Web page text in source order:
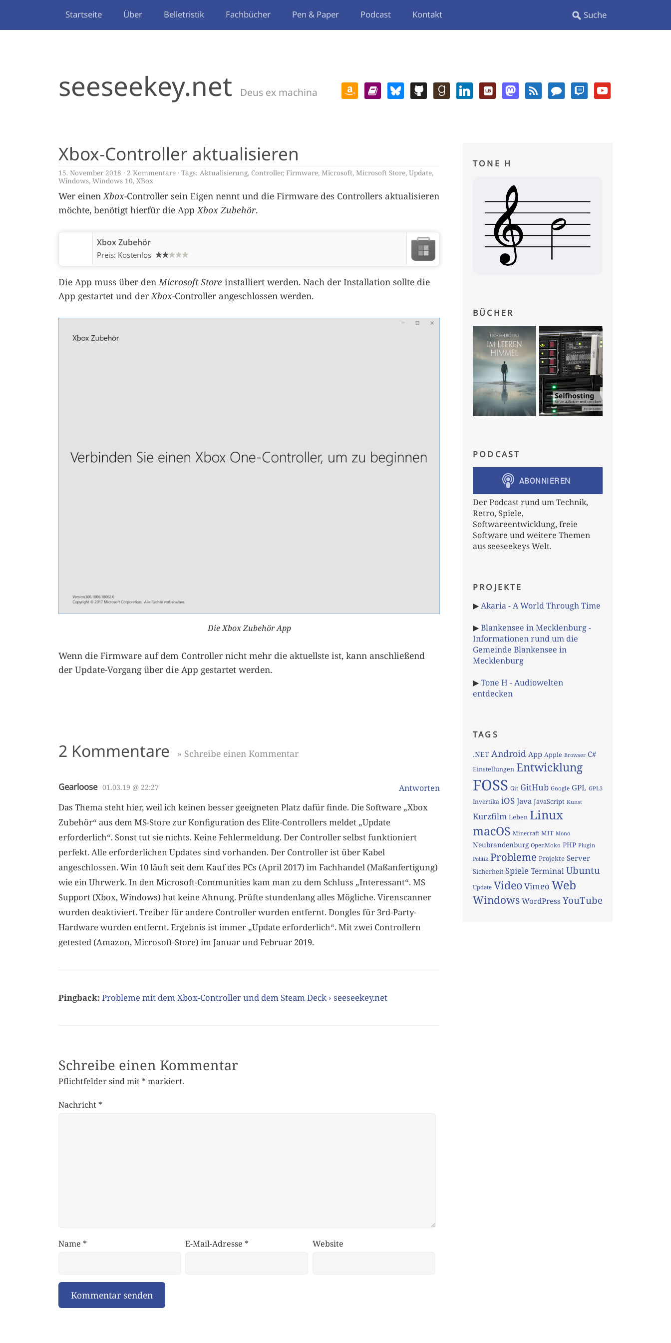
Startseite Über Belletristik Fachbücher Pen & Paper Podcast Kontakt
seeseekey.net Deus ex machina
Xbox-Controller aktualisieren
15. November 2018 2 Kommentare Tags: Aktualisierung, Controller, Firmware, Microsoft, Microsoft Store, Update,
Windows, Windows 10, XBox
Wer einenXbox-Controller sein Eigen nennt und die Firmware des Controllers aktualisieren
möchte, benötigt hierfür die AppXbox Zubehör.
Xbox Zubehör
Preis: Kostenlos
Die App muss über denMicrosoft Store installiert werden. Nach der Installation sollte die
App gestartet und derXbox-Controller angeschlossen werden.
Die Xbox Zubehör App
Wenn die Firmware auf dem Controller nicht mehr die aktuellste ist, kann anschließend
der Update-Vorgang über die App gestartet werden.
2 Kommentare » Schreibe einen Kommentar
Gearloose Antworten
01.03.19 @ 22:27
Das Thema steht hier, weil ich keinen besser geeigneten Platz dafür finde. Die Software „Xbox
Zubehör“ aus dem MS-Store zur Konfiguration des Elite-Controllers meldet „Update
erforderlich“. Sonst tut sie nichts. Keine Fehlermeldung. Der Controller selbst funktioniert
perfekt. Alle erforderlichen Updates sind vorhanden. Der Controller ist über Kabel
angeschlossen. Win 10 läuft seit dem Kauf des PCs (April 2017) im Fachhandel (Maßanfertigung)
wie ein Uhrwerk. In den Microsoft-Communities kam man zu dem Schluss „Interessant“. MS
Support (Xbox, Windows) hat keine Ahnung. Prüfte stundenlang alles Mögliche. Virenscanner
wurden deaktiviert. Treiber für andere Controller wurden entfernt. Dongles für 3rd-Party-
Hardware wurden entfernt. Ergebnis ist immer „Update erforderlich“. Mit zwei Controllern
getested (Amazon, Microsoft-Store) im Januar und Februar 2019.
Pingback: Probleme mit dem Xbox-Controller und dem Steam Deck › seeseekey.net
Schreibe einen Kommentar
Pflichtfelder sind mit * markiert.
Nachricht *
Name * E-Mail-Adresse * Website
TONE H
BÜCHER
PODCAST
Der Podcast rund um Technik,
Retro, Spiele,
Softwareentwicklung, freie
Software und weitere Themen
aus seeseekeys Welt.
PROJEKTE
▶Akaria - A World Through Time
▶Blankensee in Mecklenburg -
Informationen rund um die
Gemeinde Blankensee in
Mecklenburg
▶Tone H - Audiowelten
entdecken
TAGS
.NET Android App Apple Browser C#
Einstellungen Entwicklung
FOSS Git GitHub Google GPL GPL3
Invertika iOS Java JavaScript Kunst
Kurzfilm Leben Linux
macOS Minecraft MIT Mono
Neubrandenburg OpenMoko PHP Plugin
Politik Probleme Projekte Server
Sicherheit Spiele TerminalUbuntu
Update VideoVimeo Web
Windows WordPress YouTube